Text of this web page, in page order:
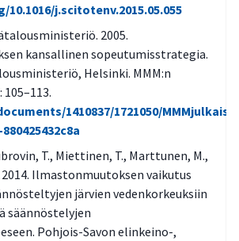
j.scitotenv.2015.05.055
2005.
kansallinen sopeutumisstrategia.
Helsinki. MMM:n
1410837/1721050/
T., Miettinen, T., Marttunen, M.,
2014. Ilmastonmuutoksen vaikutus
järvien vedenkorkeuksiin
säännöstelyjen
Pohjois-Savon elinkeino-,